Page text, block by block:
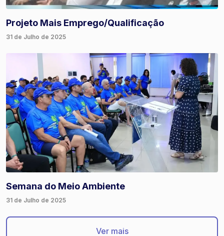
Projeto Mais Emprego/Qualificação
31 de Julho de 2025
Semana do Meio Ambiente
31 de Julho de 2025
Ver mais